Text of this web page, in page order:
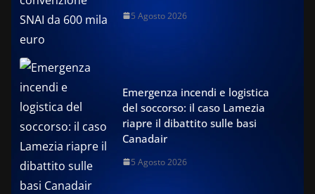
5 Agosto 2026
Emergenza incendi e logistica
del soccorso: il caso Lamezia
riapre il dibattito sulle basi
Canadair
5 Agosto 2026